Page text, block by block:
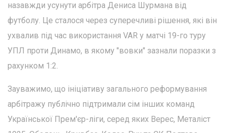
назавжди усунути арбітра Дениса Шурмана від
футболу. Це сталося через суперечливі рішення, які він
ухвалив під час використання VAR у матчі 19-го туру
УПЛ проти Динамо, в якому "вовки" зазнали поразки з
рахунком 1:2.
Зауважимо, що ініціативу загального реформування
арбітражу публічно підтримали сім інших команд
Української Прем'єр-ліги, серед яких Верес, Металіст